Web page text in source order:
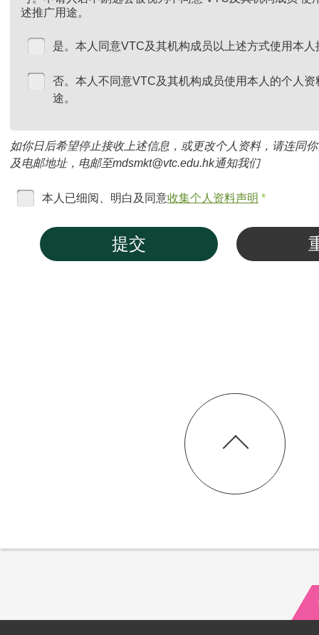
述推广用途。
是。本人同意VTC及其机构成员以上述方式使用本
否。本人不同意VTC及其机构成员使用本人的个人
途。
如你日后希望停止接收上述信息，或更改个人资料，请连同
及电邮地址，电邮至mdsmkt@vtc.edu.hk通知我们
本人已细阅、明白及同意收集个人资料声明 *
提交